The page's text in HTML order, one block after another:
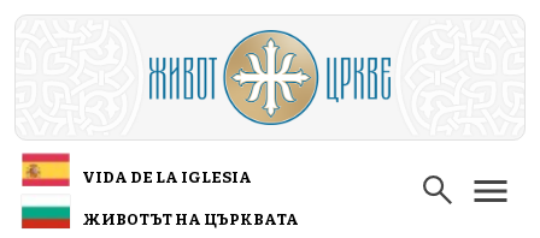
Skip to main content
VIDA DE LA IGLESIA
ЖИВОТЪТ НА ЦЪРКВАТА